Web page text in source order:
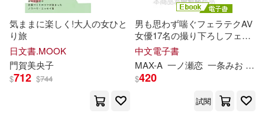
早川智子(77)
きゃっち(75) 陽光晴子(75)
高陽(75) 久保美津郎(74)
江蘇鳳凰文藝出版社(579)
上海三聯書店(574)
華中科技大學出版社(561)
気ままに楽しく!大人の女ひと
り旅
日文書.MOOK
門賀美央子
$712 $744
男も思わず喘ぐフェラテクAV
女優17名の撮り下ろしフェラ
チオ 完全版 (電子書)
中文電子書
MAX-A 一ノ瀬恋 一条みお 上
$420
試閱